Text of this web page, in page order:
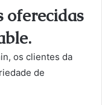
oferecidas
os clientes da
de